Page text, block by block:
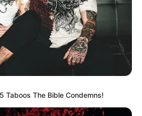
Taboos The Bible Condemns!